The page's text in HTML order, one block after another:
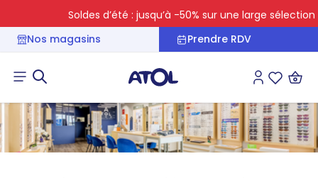
Soldes d’été : jusqu’à -50% sur une large sélection
Nos magasins
Prendre RDV
Connexion